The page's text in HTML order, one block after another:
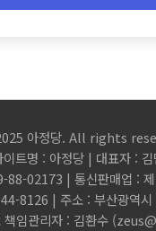
아정당. All rights
이트명 : 아정당 | 대표자 : 김
88-02173 | 통신판매업 :
8126 | 주소 : 부산광역시
책임관리자 : 김환수 (